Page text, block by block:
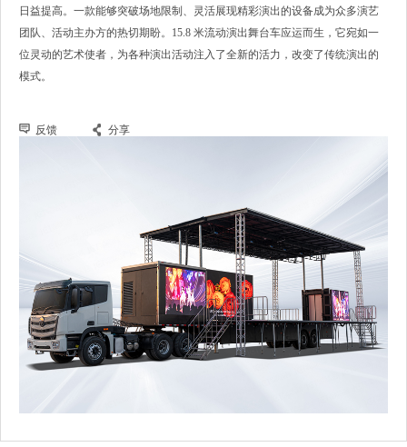
日益提高。一款能够突破场地限制、灵活展现精彩演出的设备成为众多演艺
团队、活动主办方的热切期盼。15.8 米流动演出舞台车应运而生，它宛如一
位灵动的艺术使者，为各种演出活动注入了全新的活力，改变了传统演出的
模式。
反馈 分享